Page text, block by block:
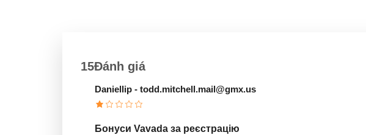
15Đánh giá
Daniellip - todd.mitchell.mail@gmx.us
Бонуси Vavada за реєстрацію